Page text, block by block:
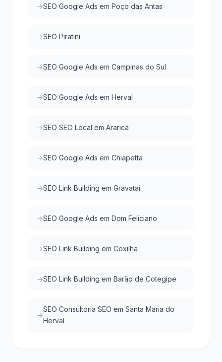
SEO Google Ads em Poço das Antas
SEO Piratini
SEO Google Ads em Campinas do Sul
SEO Google Ads em Herval
SEO SEO Local em Araricá
SEO Google Ads em Chiapetta
SEO Link Building em Gravataí
SEO Google Ads em Dom Feliciano
SEO Link Building em Coxilha
SEO Link Building em Barão de Cotegipe
SEO Consultoria SEO em Santa Maria do
Herval